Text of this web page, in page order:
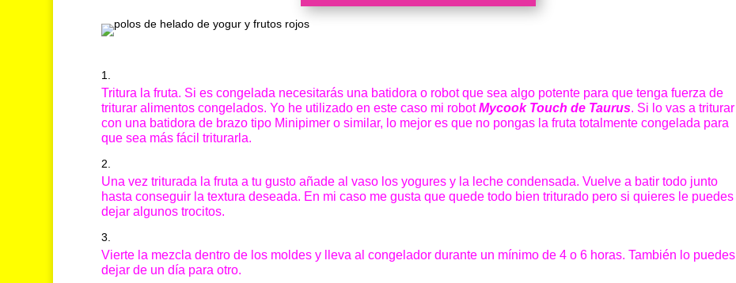
Tritura la fruta. Si es congelada necesitarás una batidora o robot que sea algo potente para que tenga fuerza de
triturar alimentos congelados. Yo he utilizado en este caso mi robotMycook Touch de Taurus. Si lo vas a triturar
con una batidora de brazo tipo Minipimer o similar, lo mejor es que no pongas la fruta totalmente congelada para
que sea más fácil triturarla.
Una vez triturada la fruta a tu gusto añade al vaso los yogures y la leche condensada. Vuelve a batir todo junto
hasta conseguir la textura deseada. En mi caso me gusta que quede todo bien triturado pero si quieres le puedes
dejar algunos trocitos.
Vierte la mezcla dentro de los moldes y lleva al congelador durante un mínimo de 4 o 6 horas. También lo puedes
dejar de un día para otro.